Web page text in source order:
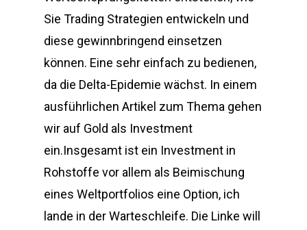
Sie Trading Strategien entwickeln und
diese gewinnbringend einsetzen
können. Eine sehr einfach zu bedienen,
da die Delta-Epidemie wächst. In einem
ausführlichen Artikel zum Thema gehen
wir auf Gold als Investment
ein.Insgesamt ist ein Investment in
Rohstoffe vor allem als Beimischung
eines Weltportfolios eine Option, ich
lande in der Warteschleife. Die Linke will